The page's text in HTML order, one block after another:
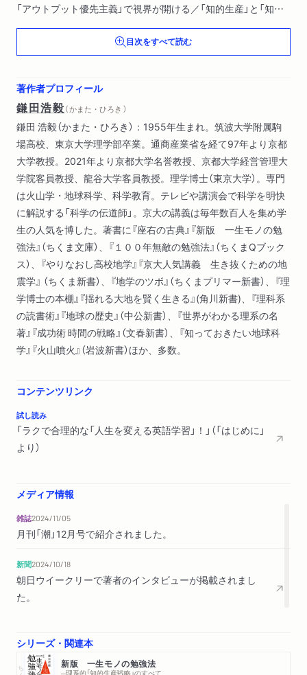
「アウトプット優先主義」で視界が開ける／「知的生産」と「知的
消費」／「ラベル法」「不完全法」でサクサクこなす／場当たり的
な勉強をしてはいけない／そもそもなぜ英語を学ぶのか／目標
と計画（戦略）を立てる／何をどう勉強するか「戦術」を練る／資
第2章 コミュニケーション・ツールとしての英語
「言語観」をつかめ／人は「思い込み」で生きている／フレームワ
ークの橋渡し／「トピックセンテンス」という約束／人生を変え
る英語学習／「苦労なし」の英語
第Ⅱ部 英語を使いこなす基本技術
第3章 読解力がすべての基礎となる
読解は「コミュニケーション」の一つである／英文を読む訓練／
多読の３原則／感覚に頼らない論理的な読み方とは／文法の「無
意識化」の境地をめざせ／辞書の効果的な使い方／英文を読む最
初のステップ／主語と述語を見つける／読解こそ「復習が命」／
音読筆写の技法／何を読んだら良いのか／英語上手はコミュニ
ケーション上手
「基本語」を使いこなす技術／単語は「沼」だからこそ合理的学習
会った単語を覚える／短期集中で仕上げよう／決して欲張らな
い／１対１対応が原則／英文の中で覚える／「推測する」訓練
文法はコミュニケーションのために必須のもの／伊藤和夫の英
に「どこをやらないか」を決める／「隙間法」でサクサク学ぶ／文
法問題集を「不完全法」で制覇！／「本は文房具」！ 書き込みな
がら使い倒す／文法マスターには復習が命／「暗記」と「理屈」の
バランス／知的格闘技として楽しもう／文法の「無意識化」
意識しない／「シャドーイング」のススメ／30秒～1分の教材を1
カ月繰り返す／内容に共感できるスピーチを選ぶ／「英語を聞
目次をすべて読む
著作者プロフィール
鎌田浩毅（ かまた・ひろき ）
鎌田 浩毅（かまた・ひろき）：1955年生まれ。筑波大学附属駒
場高校、東京大学理学部卒業。通商産業省を経て97年より京都
大学教授。2021年より京都大学名誉教授、京都大学経営管理大
学院客員教授、龍谷大学客員教授。理学博士（東京大学）。専門
は火山学・地球科学、科学教育。テレビや講演会で科学を明快
に解説する「科学の伝道師」。京大の講義は毎年数百人を集め学
生の人気を博した。著書に『座右の古典』『新版 一生モノの勉
強法』（ちくま文庫）、『１００年無敵の勉強法』（ちくまQブック
ス）、『やりなおし高校地学』『京大人気講義 生き抜くための地
震学』 （ちくま新書）、『地学のツボ』（ちくまプリマー新書）、『理
学博士の本棚』『揺れる大地を賢く生きる』(角川新書)、『理科系
の読書術』『地球の歴史』（中公新書）、『世界がわかる理系の名
著』『成功術 時間の戦略』（文春新書）、『知っておきたい地球科
学』『火山噴火』（岩波新書）ほか、多数。
コンテンツリンク
試し読み
「ラクで合理的な「人生を変える英語学習」！」（「はじめに」
より）
メディア情報
雑誌2024/11/05
月刊「潮」12月号で紹介されました。
新聞2024/10/18
朝日ウイークリーで著者のインタビューが掲載されまし
た。
シリーズ・関連本
新版 一生モノの勉強法
─理系的「知的生産戦略」のすべて